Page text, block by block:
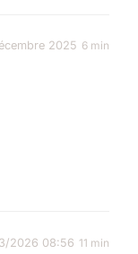
2025 6 min
2026 08:56 11 min